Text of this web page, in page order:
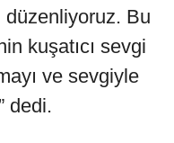
düzenliyoruz. Bu
kuşatıcı sevgi
ve sevgiyle
dedi.